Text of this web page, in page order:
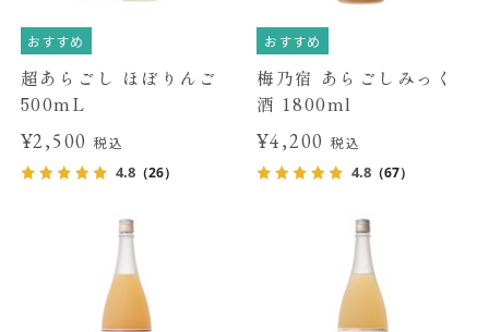
おすすめ
超あらごし ほぼりんご
500mL
¥2,500税込
4.8（26）
おすすめ
梅乃宿 あらごしみっく
酒 1800ml
¥4,200 税込
4.8 （67）